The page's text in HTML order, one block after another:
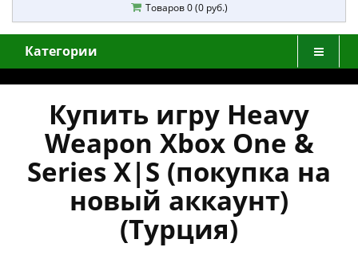
Товаров 0 (0 руб.)
Категории
Купить игру Heavy
Weapon Xbox One &
Series X|S (покупка на
новый аккаунт)
(Турция)